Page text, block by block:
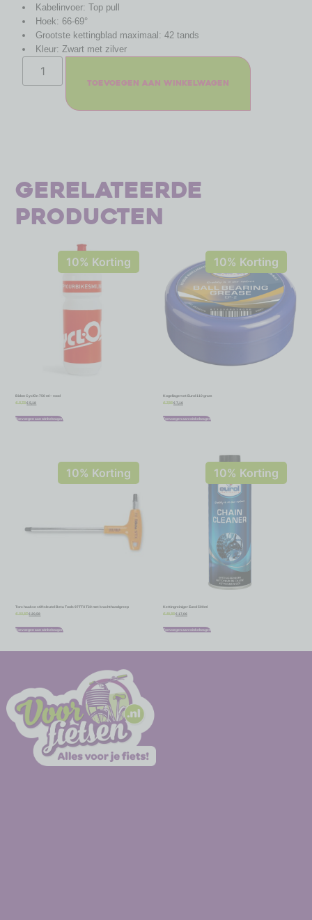
Kabelinvoer: Top pull
Hoek: 66-69°
Grootste kettingblad maximaal: 42 tands
Kleur: Zwart met zilver
Toevoegen aan winkelwagen
Gerelateerde
producten
10% Korting
Bidon CyclOn 750 ml – rood
€ 5,75 € 5,18
Toevoegen aan winkelwagen
10% Korting
Kogellagervet Eurol 110 gram
€ 7,95 € 7,16
Toevoegen aan winkelwagen
10% Korting
Torx haakse stiftsleutel Beta Tools 97TTX T30 met krachthandgreep
€ 22,87 € 20,58
Toevoegen aan winkelwagen
10% Korting
Kettingreiniger Eurol 500ml
€ 18,95 € 17,06
Toevoegen aan winkelwagen